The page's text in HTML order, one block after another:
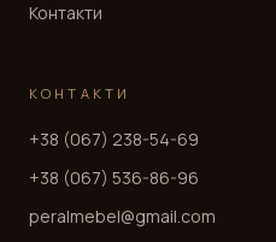
Контакти
КОНТАКТИ
+38 (067) 238-54-69
+38 (067) 536-86-96
peralmebel@gmail.com